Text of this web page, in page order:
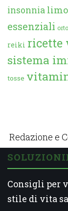
insonnia
essenziali orto
reiki ricette
sistema
tosse
Redazione e
Consigli per
stile di vita